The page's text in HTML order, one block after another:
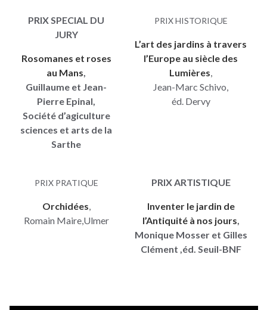
PRIX SPECIAL DU
JURY
Rosomanes et roses
au Mans,
Guillaume et Jean-
Pierre Epinal,
Société d’agiculture
sciences et arts de la
Sarthe
PRIX HISTORIQUE
L’art des jardins à travers
l’Europe au siècle des
Lumières,
Jean-Marc Schivo,
éd. Dervy
PRIX PRATIQUE
Orchidées,
Romain Maire,Ulmer
PRIX ARTISTIQUE
Inventer le jardin de
l’Antiquité à nos jours,
Monique Mosser et Gilles
Clément ,éd. Seuil-BNF